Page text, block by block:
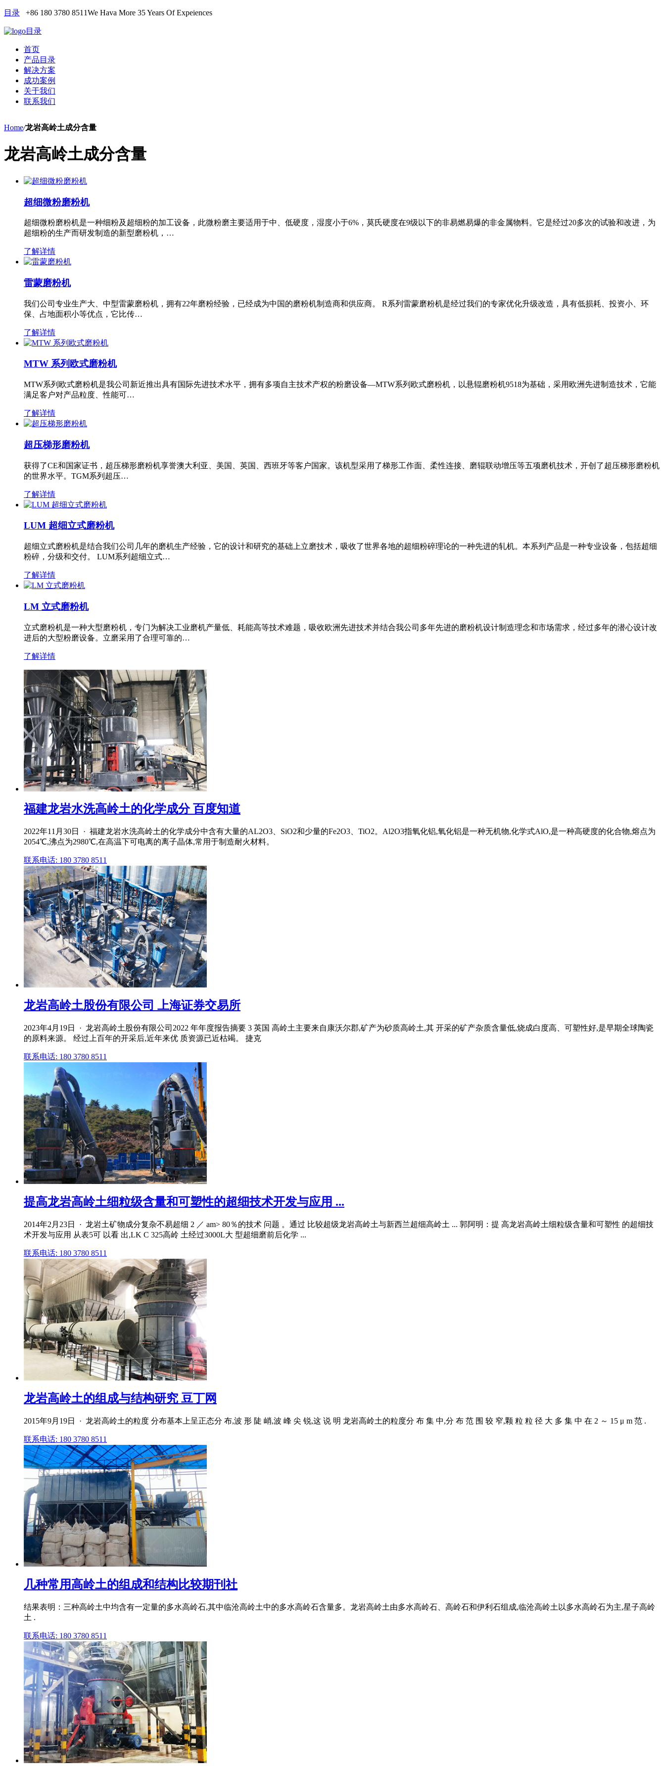
目录 +86 180 3780 8511We Hava More 35 Years Of Expeiences
目录
首页
产品目录
解决方案
成功案例
关于我们
联系我们
Home/龙岩高岭土成分含量
龙岩高岭土成分含量
超细微粉磨粉机
超细微粉磨粉机是一种细粉及超细粉的加工设备，此微粉磨主要适用于中、低硬度，湿度小于6%，莫氏硬度在9级以下的非易燃易爆的非金属物料。它是经过20多次的试验和改进，为
超细粉的生产而研发制造的新型磨粉机，…
了解详情
雷蒙磨粉机
我们公司专业生产大、中型雷蒙磨粉机，拥有22年磨粉经验，已经成为中国的磨粉机制造商和供应商。 R系列雷蒙磨粉机是经过我们的专家优化升级改造，具有低损耗、投资小、环
保、占地面积小等优点，它比传…
了解详情
MTW 系列欧式磨粉机
MTW系列欧式磨粉机是我公司新近推出具有国际先进技术水平，拥有多项自主技术产权的粉磨设备—MTW系列欧式磨粉机，以悬辊磨粉机9518为基础，采用欧洲先进制造技术，它能
满足客户对产品粒度、性能可…
了解详情
超压梯形磨粉机
获得了CE和国家证书，超压梯形磨粉机享誉澳大利亚、美国、英国、西班牙等客户国家。该机型采用了梯形工作面、柔性连接、磨辊联动增压等五项磨机技术，开创了超压梯形磨粉机
的世界水平。TGM系列超压…
了解详情
LUM 超细立式磨粉机
超细立式磨粉机是结合我们公司几年的磨机生产经验，它的设计和研究的基础上立磨技术，吸收了世界各地的超细粉碎理论的一种先进的轧机。本系列产品是一种专业设备，包括超细
粉碎，分级和交付。 LUM系列超细立式…
了解详情
LM 立式磨粉机
立式磨粉机是一种大型磨粉机，专门为解决工业磨机产量低、耗能高等技术难题，吸收欧洲先进技术并结合我公司多年先进的磨粉机设计制造理念和市场需求，经过多年的潜心设计改
进后的大型粉磨设备。立磨采用了合理可靠的…
了解详情
福建龙岩水洗高岭土的化学成分 百度知道
2022年11月30日 · 福建龙岩水洗高岭土的化学成分中含有大量的AL2O3、SiO2和少量的Fe2O3、TiO2。Al2O3指氧化铝,氧化铝是一种无机物,化学式AlO,是一种高硬度的化合物,熔点为
2054℃,沸点为2980℃,在高温下可电离的离子晶体,常用于制造耐火材料。
联系电话: 180 3780 8511
龙岩高岭土股份有限公司 上海证券交易所
2023年4月19日 · 龙岩高岭土股份有限公司2022 年年度报告摘要 3 英国 高岭土主要来自康沃尔郡,矿产为砂质高岭土,其 开采的矿产杂质含量低,烧成白度高、可塑性好,是早期全球陶瓷
的原料来源。 经过上百年的开采后,近年来优 质资源已近枯竭。 捷克
联系电话: 180 3780 8511
提高龙岩高岭土细粒级含量和可塑性的超细技术开发与应用 ...
2014年2月23日 · 龙岩土矿物成分复杂不易超细 2 ／ am> 80％的技术 问题 。通过 比较超级龙岩高岭土与新西兰超细高岭土 ... 郭阿明：提 高龙岩高岭土细粒级含量和可塑性 的超细技
术开发与应用 从表5可 以看 出,LK C 325高岭 土经过3000L大 型超细磨前后化学 ...
联系电话: 180 3780 8511
龙岩高岭土的组成与结构研究 豆丁网
2015年9月19日 · 龙岩高岭土的粒度 分布基本上呈正态分 布,波 形 陡 峭,波 峰 尖 锐,这 说 明 龙岩高岭土的粒度分 布 集 中,分 布 范 围 较 窄,颗 粒 粒 径 大 多 集 中 在 2 ～ 15 μ m 范 .
联系电话: 180 3780 8511
几种常用高岭土的组成和结构比较期刊社
结果表明：三种高岭土中均含有一定量的多水高岭石,其中临沧高岭土中的多水高岭石含量多。龙岩高岭土由多水高岭石、高岭石和伊利石组成,临沧高岭土以多水高岭石为主,星子高岭
土 .
联系电话: 180 3780 8511